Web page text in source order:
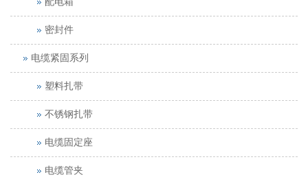
密封件
电缆紧固系列
塑料扎带
不锈钢扎带
电缆固定座
电缆管夹